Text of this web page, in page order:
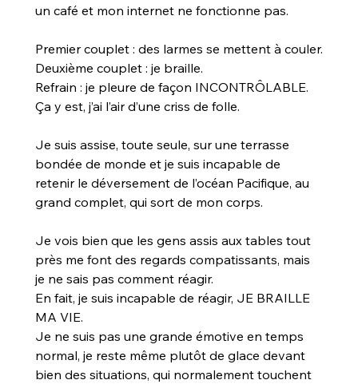
un café et mon internet ne fonctionne pas.
Premier couplet : des larmes se mettent à couler.
Deuxième couplet : je braille.
Refrain : je pleure de façon INCONTRÔLABLE.
Ça y est, j’ai l’air d’une criss de folle.
Je suis assise, toute seule, sur une terrasse
bondée de monde et je suis incapable de
retenir le déversement de l’océan Pacifique, au
grand complet, qui sort de mon corps.
Je vois bien que les gens assis aux tables tout
près me font des regards compatissants, mais
je ne sais pas comment réagir.
En fait, je suis incapable de réagir, JE BRAILLE
MA VIE.
Je ne suis pas une grande émotive en temps
normal, je reste même plutôt de glace devant
bien des situations, qui normalement touchent